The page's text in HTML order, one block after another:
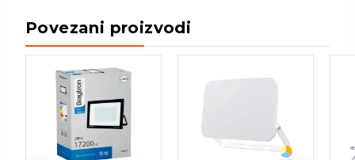
Povezani proizvodi